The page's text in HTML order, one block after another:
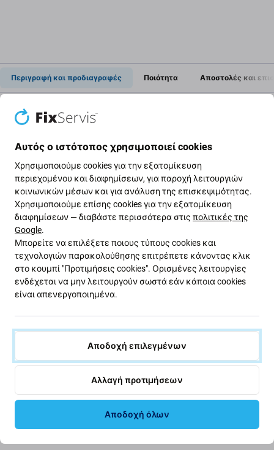
Περιγραφή και προδιαγραφές Ποιότητα Αποστολές και
Κάλυμμα μπαταρίας για Huawei
Mate 20 Lite SNE-LX1 SNE-L21
Εάν η συσκευή σας έπεσε στο πάτωμα και το
κάλυμμα της μπαταρίας στη συσκευή σας Huawei
Mate 20 Lite SNE-LX1 SNE-L21 έχει καταστραφεί, αυτό
είναι το εξάρτημα
επισκευάσετε.
Ποιότητα ανταλλακτικών
Ποιότητα: Γνήσιο Service Pack
είναι γνήσιο ανταλλακτικό, δηλαδή παρέχεται από
τον κατασκευαστή του εξοπλισμού Huawei. Το
ανταλλακτικό είναι της υψηλότερης δυνατής
ποιότητας της αγοράς και είναι 100% πανομοιότυπο
με αυτό που υπάρχει στη συσκευή από το
εργοστάσιο. Για να μάθετε περισσότερα σχετικά με
την ποιότητα, διαβάστε το ιστολόγιό μας όπου
εστιάζουμε στην ποιότητα με περισσότερες
Αυτός ο ιστότοπος χρησιμοποιεί cookies
Χρησιμοποιούμε cookies για την εξατομίκευση
περιεχομένου και διαφημίσεων, για παροχή λειτουργιών
κοινωνικών μέσων και για ανάλυση της επισκεψιμότητας.
Χρησιμοποιούμε επίσης cookies για την εξατομίκευση
διαφημίσεων — διαβάστε περισσότερα στις πολιτικές της
Google.
Μπορείτε να επιλέξετε ποιους τύπους cookies και
τεχνολογιών παρακολούθησης επιτρέπετε κάνοντας κλικ
στο κουμπί "Προτιμήσεις cookies". Ορισμένες λειτουργίες
ενδέχεται να μην λειτουργούν σωστά εάν κάποια cookies
είναι απενεργοποιημένα.
Αποδοχή επιλεγμένων
Αλλαγή προτιμήσεων
Αποδοχή όλων